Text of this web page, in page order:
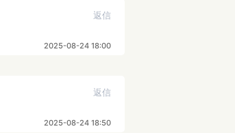
返信
2025-08-24 18:00
返信
2025-08-24 18:50